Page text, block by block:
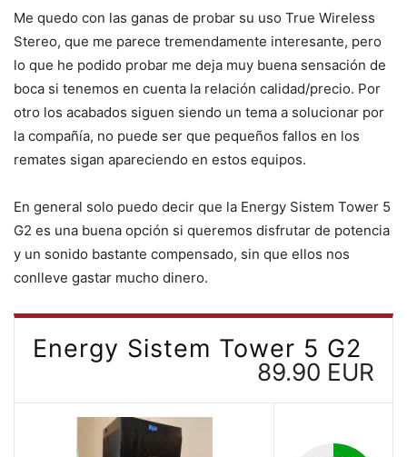
Me quedo con las ganas de probar su uso True Wireless
Stereo, que me parece tremendamente interesante, pero
lo que he podido probar me deja muy buena sensación de
boca si tenemos en cuenta la relación calidad/precio. Por
otro los acabados siguen siendo un tema a solucionar por
la compañía, no puede ser que pequeños fallos en los
remates sigan apareciendo en estos equipos.
En general solo puedo decir que la Energy Sistem Tower 5
G2 es una buena opción si queremos disfrutar de potencia
y un sonido bastante compensado, sin que ellos nos
conlleve gastar mucho dinero.
Energy Sistem Tower 5 G2
89.90 EUR